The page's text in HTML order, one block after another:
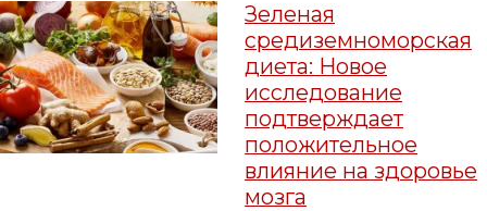
Зеленая
средиземноморская
диета: Новое
исследование
подтверждает
положительное
влияние на здоровье
мозга